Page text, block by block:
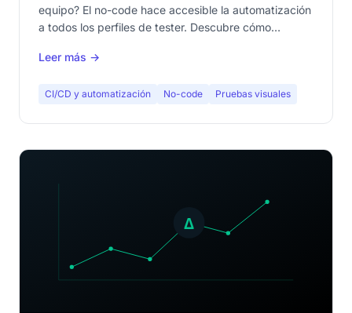
equipo? El no-code hace accesible la automatización
a todos los perfiles de tester. Descubre cómo
línea de código.
Leer más →
CI/CD y automatización No-code Pruebas visuales